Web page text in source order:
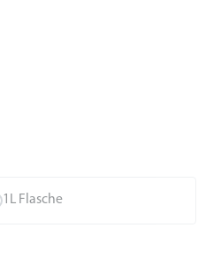
1L Flasche